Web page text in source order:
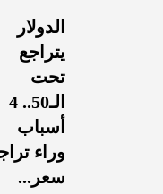
الدولار
يتراجع
تحت
الـ50.. 4
أسباب
وراء
سعر...